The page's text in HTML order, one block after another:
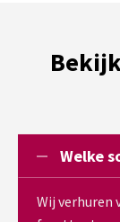
Welke
Wij verhuren